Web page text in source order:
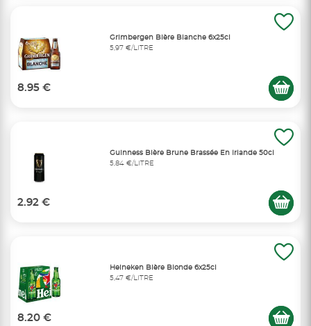
Grimbergen Bière Blanche 6x25cl
5,97 €/LITRE
8.95 €
Guinness Bière Brune Brassée En Irlande 50cl
5,84 €/LITRE
2.92 €
Heineken Bière Blonde 6x25cl
5,47 €/LITRE
8.20 €